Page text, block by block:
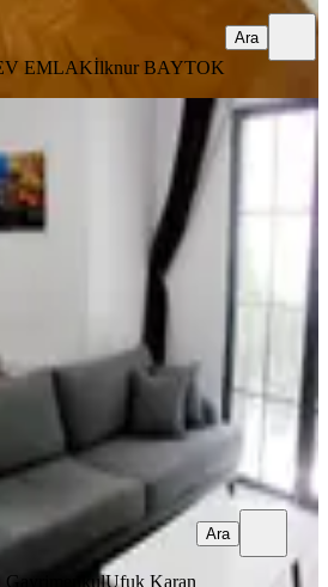
EMLAKİlknur BAYTOK
Ara
Uğurmumcu 1+1 Mobilyalı Her
Kiralık Daire
Büyükesat Mahallesi
·04.07.2026
GayrimenkulUfuk Karan
Ara